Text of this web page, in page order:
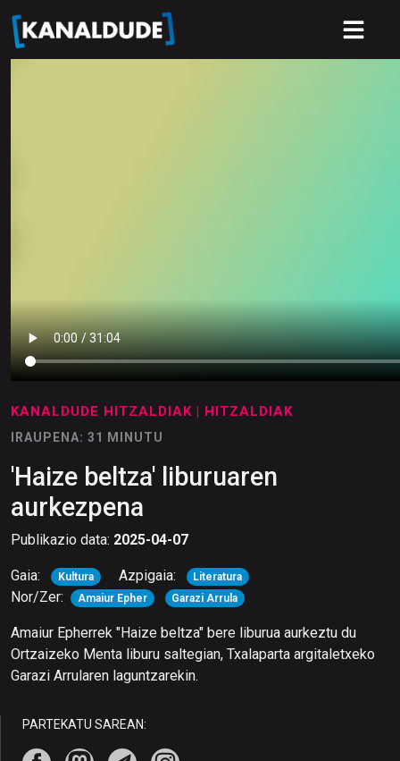
KANALDUDE HITZALDIAK | HITZALDIAK
IRAUPENA: 31 MINUTU
'Haize beltza' liburuaren
aurkezpena
Publikazio data: 2025-04-07
Gaia: Kultura Azpigaia: Literatura
Nor/Zer: Amaiur Epher Garazi Arrula
Amaiur Epherrek "Haize beltza" bere liburua aurkeztu du
Ortzaizeko Menta liburu saltegian, Txalaparta argitaletxeko
Garazi Arrularen laguntzarekin.
PARTEKATU SAREAN: